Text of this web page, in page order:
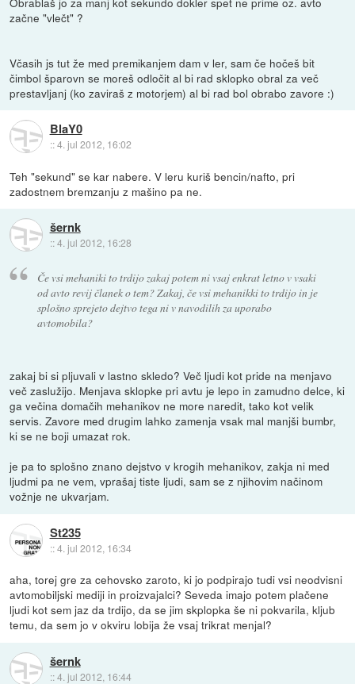
začne "vlečt" ?
Včasih js tut že med premikanjem dam v ler, sam če hočeš bit
čimbol šparovn se moreš odločit al bi rad sklopko obral za več
prestavljanj (ko zaviraš z motorjem) al bi rad bol obrabo zavore :)
BlaY0
::4. jul 2012, 16:02
Teh "sekund" se kar nabere. V leru kuriš bencin/nafto, pri
zadostnem bremzanju z mašino pa ne.
šernk
::4. jul 2012, 16:28
Če vsi mehaniki to trdijo zakaj potem ni vsaj enkrat letno v vsaki
od avto revij članek o tem? Zakaj, če vsi mehanikki to trdijo in je
splošno sprejeto dejtvo tega ni v navodilih za uporabo
avtomobila?
zakaj bi si pljuvali v lastno skledo? Več ljudi kot pride na menjavo
več zaslužijo. Menjava sklopke pri avtu je lepo in zamudno delce, ki
ga večina domačih mehanikov ne more naredit, tako kot velik
servis. Zavore med drugim lahko zamenja vsak mal manjši bumbr,
ki se ne boji umazat rok.
je pa to splošno znano dejstvo v krogih mehanikov, zakja ni med
ljudmi pa ne vem, vprašaj tiste ljudi, sam se z njihovim načinom
vožnje ne ukvarjam.
St235
::4. jul 2012, 16:34
aha, torej gre za cehovsko zaroto, ki jo podpirajo tudi vsi neodvisni
avtomobiljski mediji in proizvajalci? Seveda imajo potem plačene
ljudi kot sem jaz da trdijo, da se jim skplopka še ni pokvarila, kljub
temu, da sem jo v okviru lobija že vsaj trikrat menjal?
šernk
::4. jul 2012, 16:44